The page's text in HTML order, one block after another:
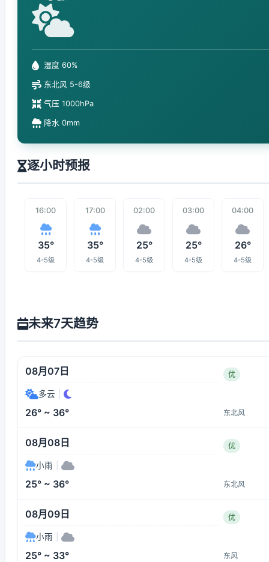
湿度 60%
东北风 5-6级
气压 1000hPa
降水 0mm
逐小时预报
16:00
35°
4-5级
17:00
35°
4-5级
02:00
25°
4-5级
03:00
25°
4-5级
04:00
26°
4-5级
未来7天趋势
08月07日 优
多云
26° ~ 36° 东北风
08月08日 优
小雨
25° ~ 36° 东北风
08月09日 优
小雨
25° ~ 33° 东风